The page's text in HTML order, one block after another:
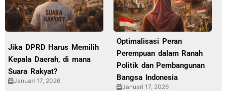
Jika DPRD Harus Memilih
Kepala Daerah, di mana
Suara Rakyat?
Januari 17, 2026
Optimalisasi Peran
Perempuan dalam Ranah
Politik dan Pembangunan
Bangsa Indonesia
Januari 17, 2026